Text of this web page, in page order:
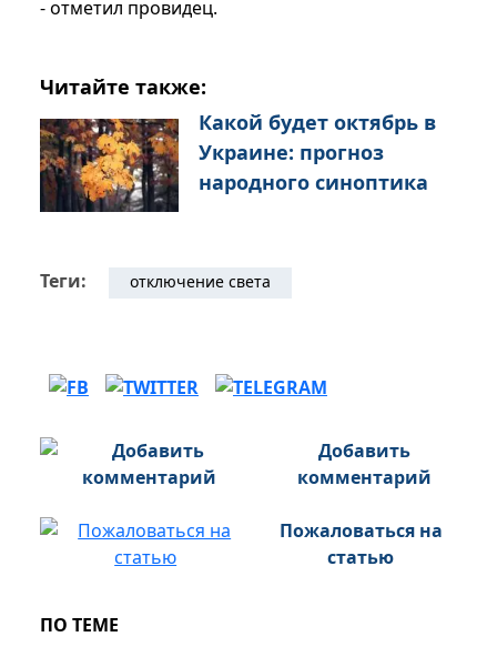
- отметил провидец.
Читайте также:
Какой будет октябрь в
Украине: прогноз
народного синоптика
Теги: отключение света
Добавить
комментарий
Пожаловаться на
статью
ПО ТЕМЕ